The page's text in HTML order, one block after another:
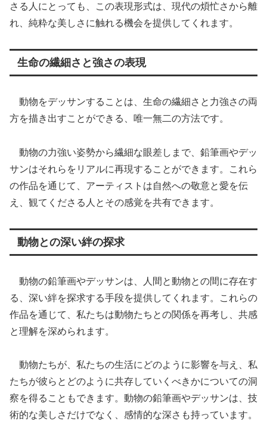
さる人にとっても、この表現形式は、現代の煩忙さから離
れ、純粋な美しさに触れる機会を提供してくれます。
生命の繊細さと強さの表現
動物をデッサンすることは、生命の繊細さと力強さの両
方を描き出すことができる、唯一無二の方法です。
動物の力強い姿勢から繊細な眼差しまで、鉛筆画やデッ
サンはそれらをリアルに再現することができます。これら
の作品を通じて、アーティストは自然への敬意と愛を伝
え、観てくださる人とその感覚を共有できます。
動物との深い絆の探求
動物の鉛筆画やデッサンは、人間と動物との間に存在す
る、深い絆を探求する手段を提供してくれます。これらの
作品を通じて、私たちは動物たちとの関係を再考し、共感
と理解を深められます。
動物たちが、私たちの生活にどのように影響を与え、私
たちが彼らとどのように共存していくべきかについての洞
察を得ることもできます。動物の鉛筆画やデッサンは、技
術的な美しさだけでなく、感情的な深さも持っています。